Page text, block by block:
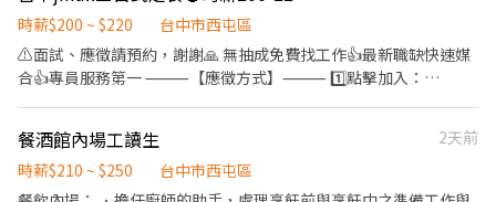
時薪$200 ~ $220
台中市西屯區
⚠️面試、應徵請預約，謝謝🙏 無抽成免費找工作👍最新職缺快速媒
合👍專員服務第一 ⸻【應徵方式】⸻ 1️⃣點擊加入：
⸻⸻⸻⸻ ✅工作內容： 外場： 點餐帶位、顧客服
務、結帳收銀 內場： 食材備料、洗滌、甜點製作、環境清潔
⸻⸻⸻⸻ ✅工作時間： 早班10:00-16:00 晚班
餐酒館內場工讀生
2天前
時薪$210 ~ $250
台中市西屯區